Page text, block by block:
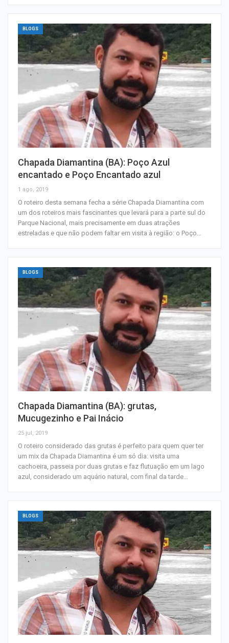
BLOGS
Chapada Diamantina (BA): Poço Azul
encantado e Poço Encantado azul
1 ago, 2019
O roteiro desta semana fecha a série Chapada Diamantina com
um dos roteiros mais fascinantes que levará para a parte sul do
Parque Nacional, mais precisamente em duas atrações
estreladas e que não podem faltar em visita à região: o Poço…
BLOGS
Chapada Diamantina (BA): grutas,
Mucugezinho e Pai Inácio
25 jul, 2019
O roteiro considerado das grutas é perfeito para quem quer ter
um mix da Chapada Diamantina é um só dia: visita uma
cachoeira, passeia por duas grutas e faz flutuação em um lago
azul, considerado um aquário natural, com final da tarde…
BLOGS